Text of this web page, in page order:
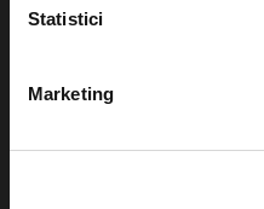
Statistici
Marketing
Evenimente